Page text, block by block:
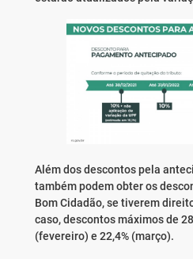
Além dos descontos pela
também podem obter os
Bom Cidadão, se tiverem
caso, descontos máximos de
(fevereiro) e 22,4% (março).